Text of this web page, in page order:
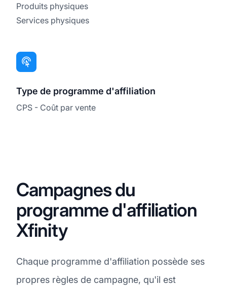
Produits physiques
Services physiques
Type de programme d'affiliation
CPS - Coût par vente
Campagnes du
programme d'affiliation
Xfinity
Chaque programme d'affiliation possède ses
propres règles de campagne, qu'il est